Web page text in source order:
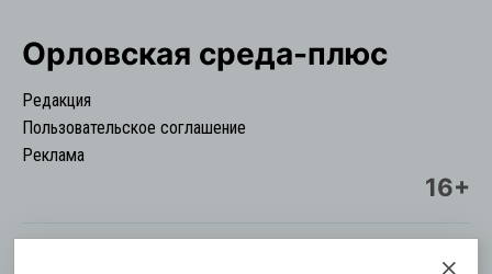
Орловская cреда-плюс
Редакция
Пользовательское соглашение
Реклама
16+